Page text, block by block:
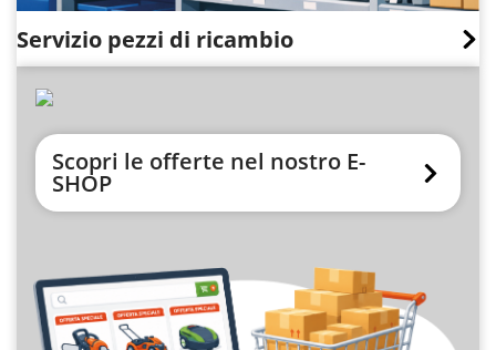
Servizio pezzi di ricambio
Scopri le offerte nel nostro E-
SHOP